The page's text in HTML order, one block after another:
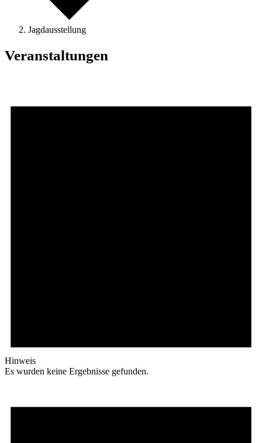
Jagdausstellung
Veranstaltungen
Hinweis
Es wurden keine Ergebnisse gefunden.